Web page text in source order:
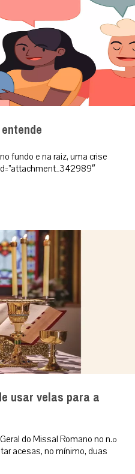
fundo e na raiz, uma crise
usar velas para a
do Missal Romano no n.º
acesas, no mínimo, duas